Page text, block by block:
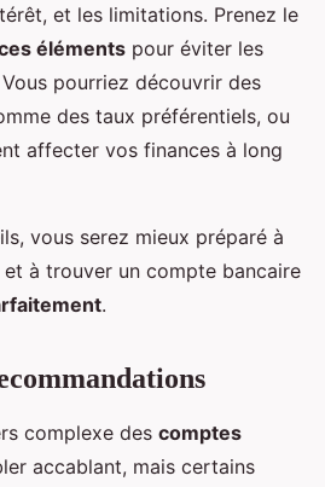
et les limitations. Prenez le
éléments pour éviter les
pourriez découvrir des
des taux préférentiels, ou
affecter vos finances à long
vous serez mieux préparé à
à trouver un compte bancaire
.
complexe des comptes
accablant, mais certains